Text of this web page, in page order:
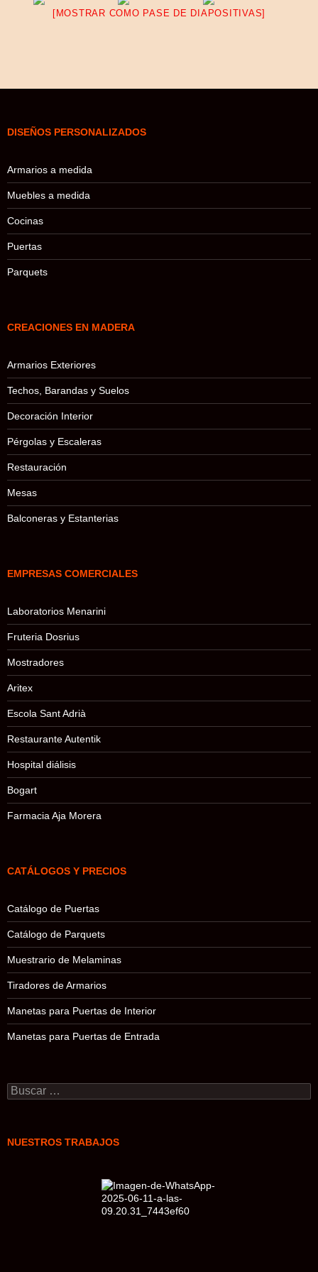
[MOSTRAR COMO PASE DE DIAPOSITIVAS]
DISEÑOS PERSONALIZADOS
Armarios a medida
Muebles a medida
Cocinas
Puertas
Parquets
CREACIONES EN MADERA
Armarios Exteriores
Techos, Barandas y Suelos
Decoración Interior
Pérgolas y Escaleras
Restauración
Mesas
Balconeras y Estanterias
EMPRESAS COMERCIALES
Laboratorios Menarini
Fruteria Dosrius
Mostradores
Aritex
Escola Sant Adrià
Restaurante Autentik
Hospital diálisis
Bogart
Farmacia Aja Morera
CATÁLOGOS Y PRECIOS
Catálogo de Puertas
Catálogo de Parquets
Muestrario de Melaminas
Tiradores de Armarios
Manetas para Puertas de Interior
Manetas para Puertas de Entrada
Buscar:
NUESTROS TRABAJOS